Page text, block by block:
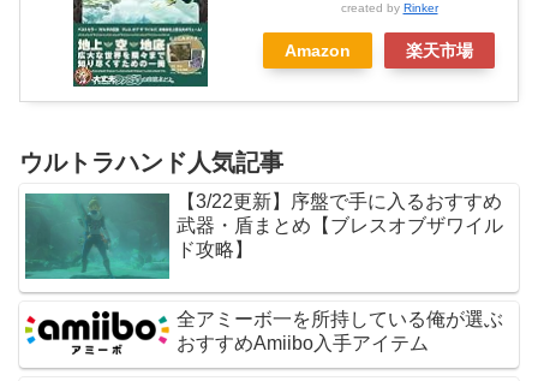
created by Rinker
Amazon 楽天市場
ウルトラハンド人気記事
【3/22更新】序盤で手に入るおすすめ
武器・盾まとめ【ブレスオブザワイル
ド攻略】
全アミーボ一を所持している俺が選ぶ
おすすめAmiibo入手アイテム